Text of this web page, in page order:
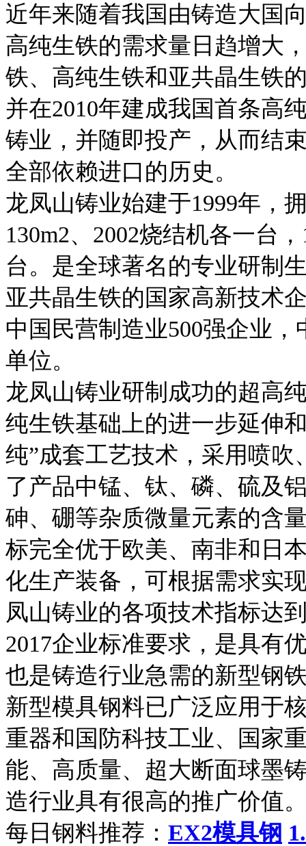
近年来随着我国由铸造大国
高纯生铁的需求量日趋增大
铁、高纯生铁和亚共晶生铁
并在2010年建成我国首条高
铸业，并随即投产，从而结
全部依赖进口的历史。
龙凤山铸业始建于1999年，
130m2、2002烧结机各一台
台。是全球著名的专业研制
亚共晶生铁的国家高新技术
中国民营制造业500强企业
单位。
龙凤山铸业研制成功的超高
纯生铁基础上的进一步延伸
纯”成套工艺技术，采用喷
了产品中锰、钛、磷、硫及
砷、硼等杂质微量元素的含
标完全优于欧美、南非和日
化生产装备，可根据需求实
凤山铸业的各项技术指标达
2017企业标准要求，是具有
也是铸造行业急需的新型钢
新型模具钢料已广泛应用于
重器和国防科技工业、国家
能、高质量、超大断面球墨
造行业具有很高的推广价值
每日钢料推荐： EX2模具钢